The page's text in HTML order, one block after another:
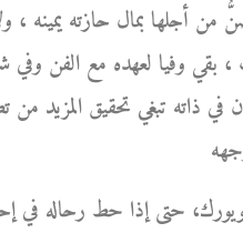
أجلها بمال حازته يمينه ،
وفيا لعهده مع الفن وفي
في ذاته تبغي تحقيق المزيد من
حتى إذا حط رحاله